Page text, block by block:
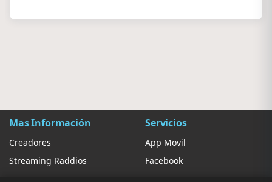
Mas Información
Creadores
Streaming Raddios
Servicios
App Movil
Facebook